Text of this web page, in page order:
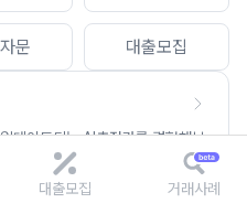
문 대출모집
데이트되는 AI추정가를 경험해보
대출모집 거래사례